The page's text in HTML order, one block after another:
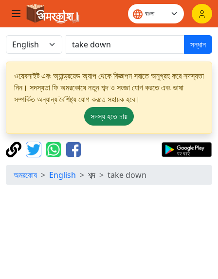
সন্ধান
ওয়েবসাইট এবং অ্যান্ড্রয়েড অ্যাপ থেকে বিজ্ঞাপন সরাতে অনুগ্রহ করে সদস্যতা
নিন। সদস্যতা ফি অমরকোষে নতুন শব্দ ও সংজ্ঞা যোগ করতে এবং ভাষা
সম্পর্কিত অন্যান্য বৈশিষ্ট্য যোগ করতে সহায়ক হবে।
সদস্য হতে চায়
অমরকোষ English শব্দ take down